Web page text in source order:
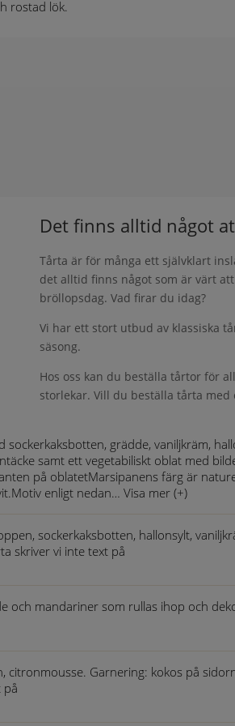
rostad lök.
Det finns alltid något
Tårta är för många ett självklart
det alltid finns något som är värt
bröllopsdag. Vad firar du idag?
Vi har ett stort utbud av klassiska
säsong.
Hos oss kan du beställa tårtor för
storlekar. Vill du beställa tårta
sockerkaksbotten, grädde, vaniljkräm,
samt ett vegetabiliskt oblat med
på oblatetMarsipanens färg är
enligt nedan…Visa mer (+)
sockerkaksbotten, hallonsylt,
skriver vi inte text på
och mandariner som rullas ihop och
citronmousse. Garnering: kokos på
på